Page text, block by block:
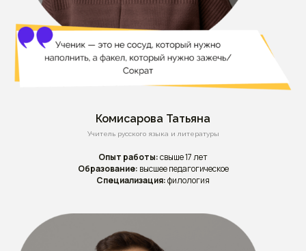
Комисарова Татьяна
Учитель русского языка и литературы
Опыт работы:свыше 17 лет
Образование: высшее педагогическое
Специализация:филология